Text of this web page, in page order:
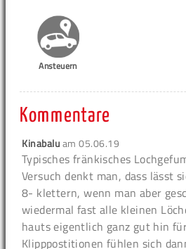
Ansteuern
Kommentare
Kinabaluam05.06.19
Typisches fränkisches
Versuch denkt man, dass lässt
8- klettern, wenn man aber
wiedermal fast alle kleinen
hauts eigentlich ganz gut hin
Klipppostitionen fühlen sich